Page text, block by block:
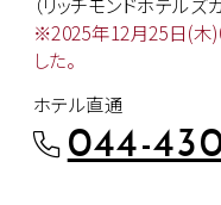
※2025年12月25日(木
した。
ホテル直通
044-